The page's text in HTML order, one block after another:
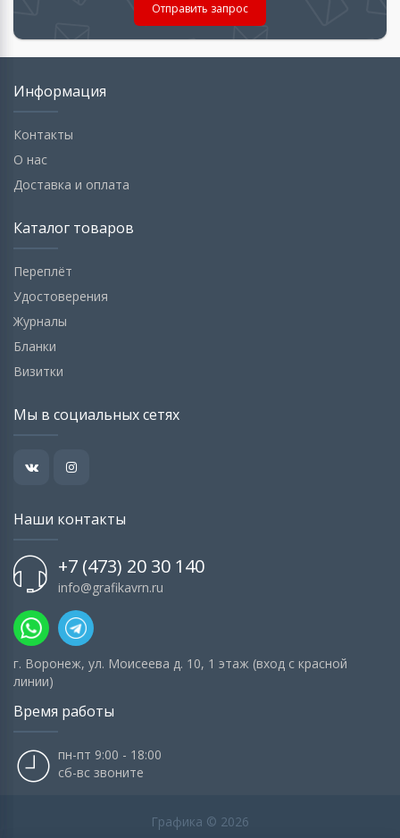
Отправить запрос
Информация
Контакты
О нас
Доставка и оплата
Каталог товаров
Переплёт
Удостоверения
Журналы
Бланки
Визитки
Мы в социальных сетях
Наши контакты
+7 (473) 20 30 140
info@grafikavrn.ru
г. Воронеж, ул. Моисеева д. 10, 1 этаж (вход с красной
линии)
Время работы
пн-пт 9:00 - 18:00
сб-вс звоните
Графика © 2026